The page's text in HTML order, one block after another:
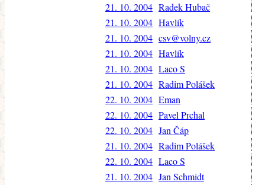
21. 10. 2004 Radek Hubač
21. 10. 2004 Havlík
21. 10. 2004 csv@volny.cz
21. 10. 2004 Havlík
21. 10. 2004 Laco S
21. 10. 2004 Radim Polášek
22. 10. 2004 Eman
22. 10. 2004 Pavel Prchal
22. 10. 2004 Jan Čáp
21. 10. 2004 Radim Polášek
22. 10. 2004 Laco S
21. 10. 2004 Jan Schmidt